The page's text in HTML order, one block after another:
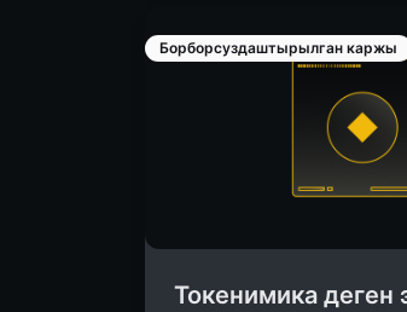
Борборсуздаштырылган каржы
Токенимика деген